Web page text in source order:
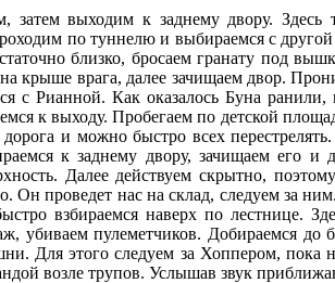
затем выходим к заднему двору.
по туннелю и выбираемся с
близко, бросаем гранату под
крыше врага, далее зачищаем двор.
с Рианной. Как оказалось Буна
к выходу. Пробегаем по детской
и можно быстро всех
к заднему двору, зачищаем его
Далее действуем скрытно,
проведет нас на склад, следуем за
взбираемся наверх по лестнице.
убиваем пулеметчиков. Добираемся
Для этого следуем за Хоппером,
возле трупов. Услышав звук